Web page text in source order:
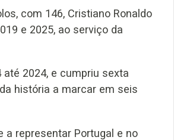
com 146, Cristiano Ronaldo
e 2025, ao serviço da
2024, e cumpriu sexta
história a marcar em seis
a representar Portugal e no